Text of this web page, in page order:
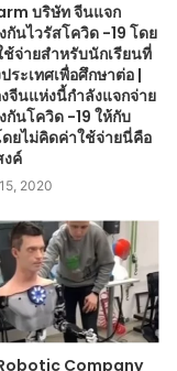
บริษัท จีนแจก
นไวรัสโควิด -19 โดย
จ่ายสำหรับนักเรียนที่
ระเทศเพื่อศึกษาต่อ |
จีนแห่งนี้กำลังแจกจ่าย
นโควิด -19 ให้กับ
ยไม่คิดค่าใช้จ่ายนี่คือ
ค์
2020
Company